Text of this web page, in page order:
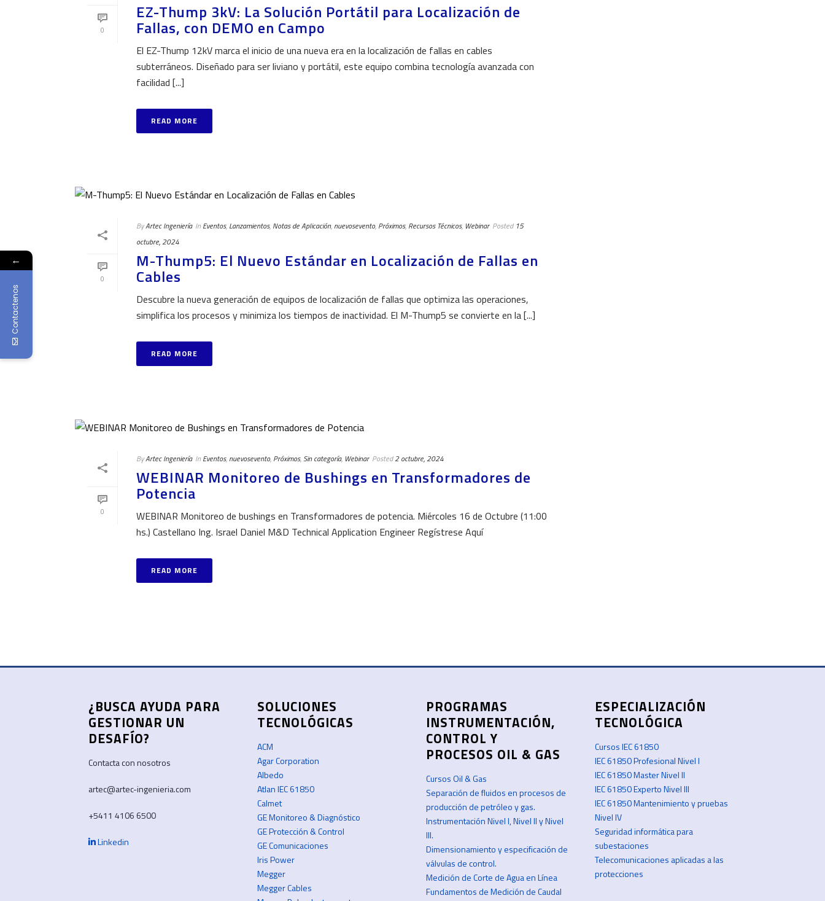
0
EZ-Thump 3kV: La Solución Portátil para Localización de
Fallas, con DEMO en Campo
El EZ-Thump 12kV marca el inicio de una nueva era en la localización de fallas en cables
subterráneos. Diseñado para ser liviano y portátil, este equipo combina tecnología avanzada con
facilidad [...]
READ MORE
0
ByArtec Ingeniería In Eventos, Lanzamientos, Notas de Aplicación, nuevosevento, Próximos, Recursos Técnicos, Webinar Posted 15
octubre, 2024
M-Thump5: El Nuevo Estándar en Localización de Fallas en
Cables
Descubre la nueva generación de equipos de localización de fallas que optimiza las operaciones,
simplifica los procesos y minimiza los tiempos de inactividad. El M-Thump5 se convierte en la [...]
READ MORE
0
ByArtec Ingeniería In Eventos, nuevosevento, Próximos,Sin categoría, Webinar Posted 2 octubre, 2024
WEBINAR Monitoreo de Bushings en Transformadores de
Potencia
WEBINAR Monitoreo de bushings en Transformadores de potencia. Miércoles 16 de Octubre (11:00
hs.) Castellano Ing. Israel Daniel M&D Technical Application Engineer Regístrese Aquí
READ MORE
¿BUSCA AYUDA PARA
GESTIONAR UN
DESAFÍO?
Contacta con nosotros
artec@artec-ingenieria.com
+5411 4106 6500
Linkedin
SOLUCIONES
TECNOLÓGICAS
ACM
Agar Corporation
Albedo
Atlan IEC 61850
Calmet
GE Monitoreo & Diagnóstico
GE Protección & Control
GE Comunicaciones
Iris Power
Megger
Megger Cables
PROGRAMAS
INSTRUMENTACIÓN,
CONTROL Y
PROCESOS OIL & GAS
Cursos Oil & Gas
Separación de fluidos en procesos de
producción de petróleo y gas.
Instrumentación Nivel I, Nivel II y Nivel
III.
Dimensionamiento y especificación de
válvulas de control.
Medición de Corte de Agua en Línea
Fundamentos de Medición de Caudal
ESPECIALIZACIÓN
TECNOLÓGICA
Cursos IEC 61850
IEC 61850 Profesional Nivel I
IEC 61850 Master Nivel II
IEC 61850 Experto Nivel III
IEC 61850 Mantenimiento y pruebas
Nivel IV
Seguridad informática para
subestaciones
Telecomunicaciones aplicadas a las
protecciones
←
Contactenos